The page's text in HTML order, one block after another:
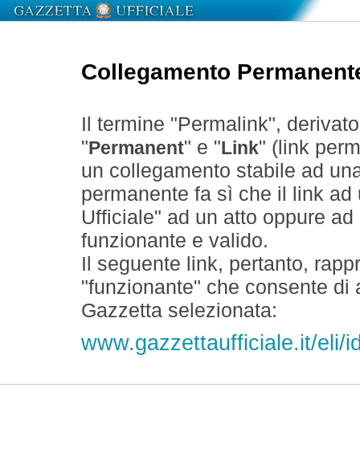
Collegamento
Il termine "Permalink",
" Permanent" e " Link" (link
un collegamento stabile ad
permanente fa sì che il link
Ufficiale" ad un atto oppure
funzionante e valido.
Il seguente link, pertanto,
"funzionante" che consente
Gazzetta selezionata:
www.gazzettaufficiale.it/eli/